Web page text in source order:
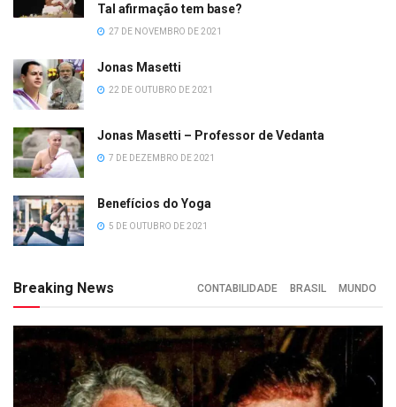
Tal afirmação tem base?
27 DE NOVEMBRO DE 2021
Jonas Masetti
22 DE OUTUBRO DE 2021
Jonas Masetti – Professor de Vedanta
7 DE DEZEMBRO DE 2021
Benefícios do Yoga
5 DE OUTUBRO DE 2021
Breaking News CONTABILIDADE BRASIL MUNDO